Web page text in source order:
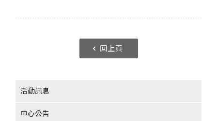
回上頁
活動訊息
中心公告